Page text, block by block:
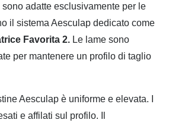
sono adatte esclusivamente per le
il sistema Aesculap dedicato come
Favorita 2. Le lame sono
per mantenere un profilo di taglio
Aesculap è uniforme e elevata. I
e affilati sul profilo. Il